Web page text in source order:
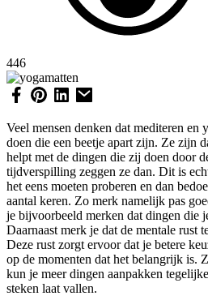
446
Veel mensen denken dat mediteren en
doen die een beetje apart zijn. Ze zijn
helpt met de dingen die zij doen door
tijdverspilling zeggen ze dan. Dit is
het eens moeten proberen en dan
aantal keren. Zo merk namelijk pas
je bijvoorbeeld merken dat dingen die
Daarnaast merk je dat de mentale rust
Deze rust zorgt ervoor dat je betere
op de momenten dat het belangrijk is.
kun je meer dingen aanpakken
steken laat vallen.